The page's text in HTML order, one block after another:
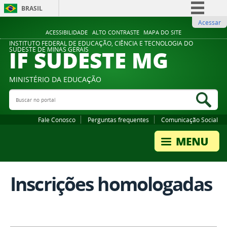
ACESSIBILIDADE ALTO CONTRASTE MAPA DO SITE
BRASIL
Comunica BR
Participe
Legislação
Acessar
INSTITUTO FEDERAL DE EDUCAÇÃO, CIÊNCIA E TECNOLOGIA DO
SUDESTE DE MINAS GERAIS
IF SUDESTE MG
MINISTÉRIO DA EDUCAÇÃO
Buscar no portal
Fale Conosco Perguntas frequentes Comunicação Social
Inscrições homologadas